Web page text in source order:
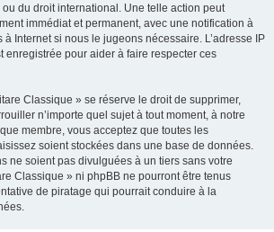
du droit international. Une telle action peut
immédiat et permanent, avec une notification à
à Internet si nous le jugeons nécessaire. L’adresse IP
enregistrée pour aider à faire respecter ces
Classique » se réserve le droit de supprimer,
n’importe quel sujet à tout moment, à notre
membre, vous acceptez que toutes les
soient stockées dans une base de données.
ne soient pas divulguées à un tiers sans votre
Classique » ni phpBB ne pourront être tenus
de piratage qui pourrait conduire à la